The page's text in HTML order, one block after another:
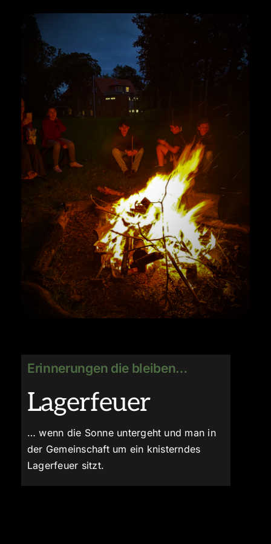
Erinnerungen die bleiben…
Lagerfeuer
… wenn die Sonne untergeht und man in
der Gemeinschaft um ein knisterndes
Lagerfeuer sitzt.